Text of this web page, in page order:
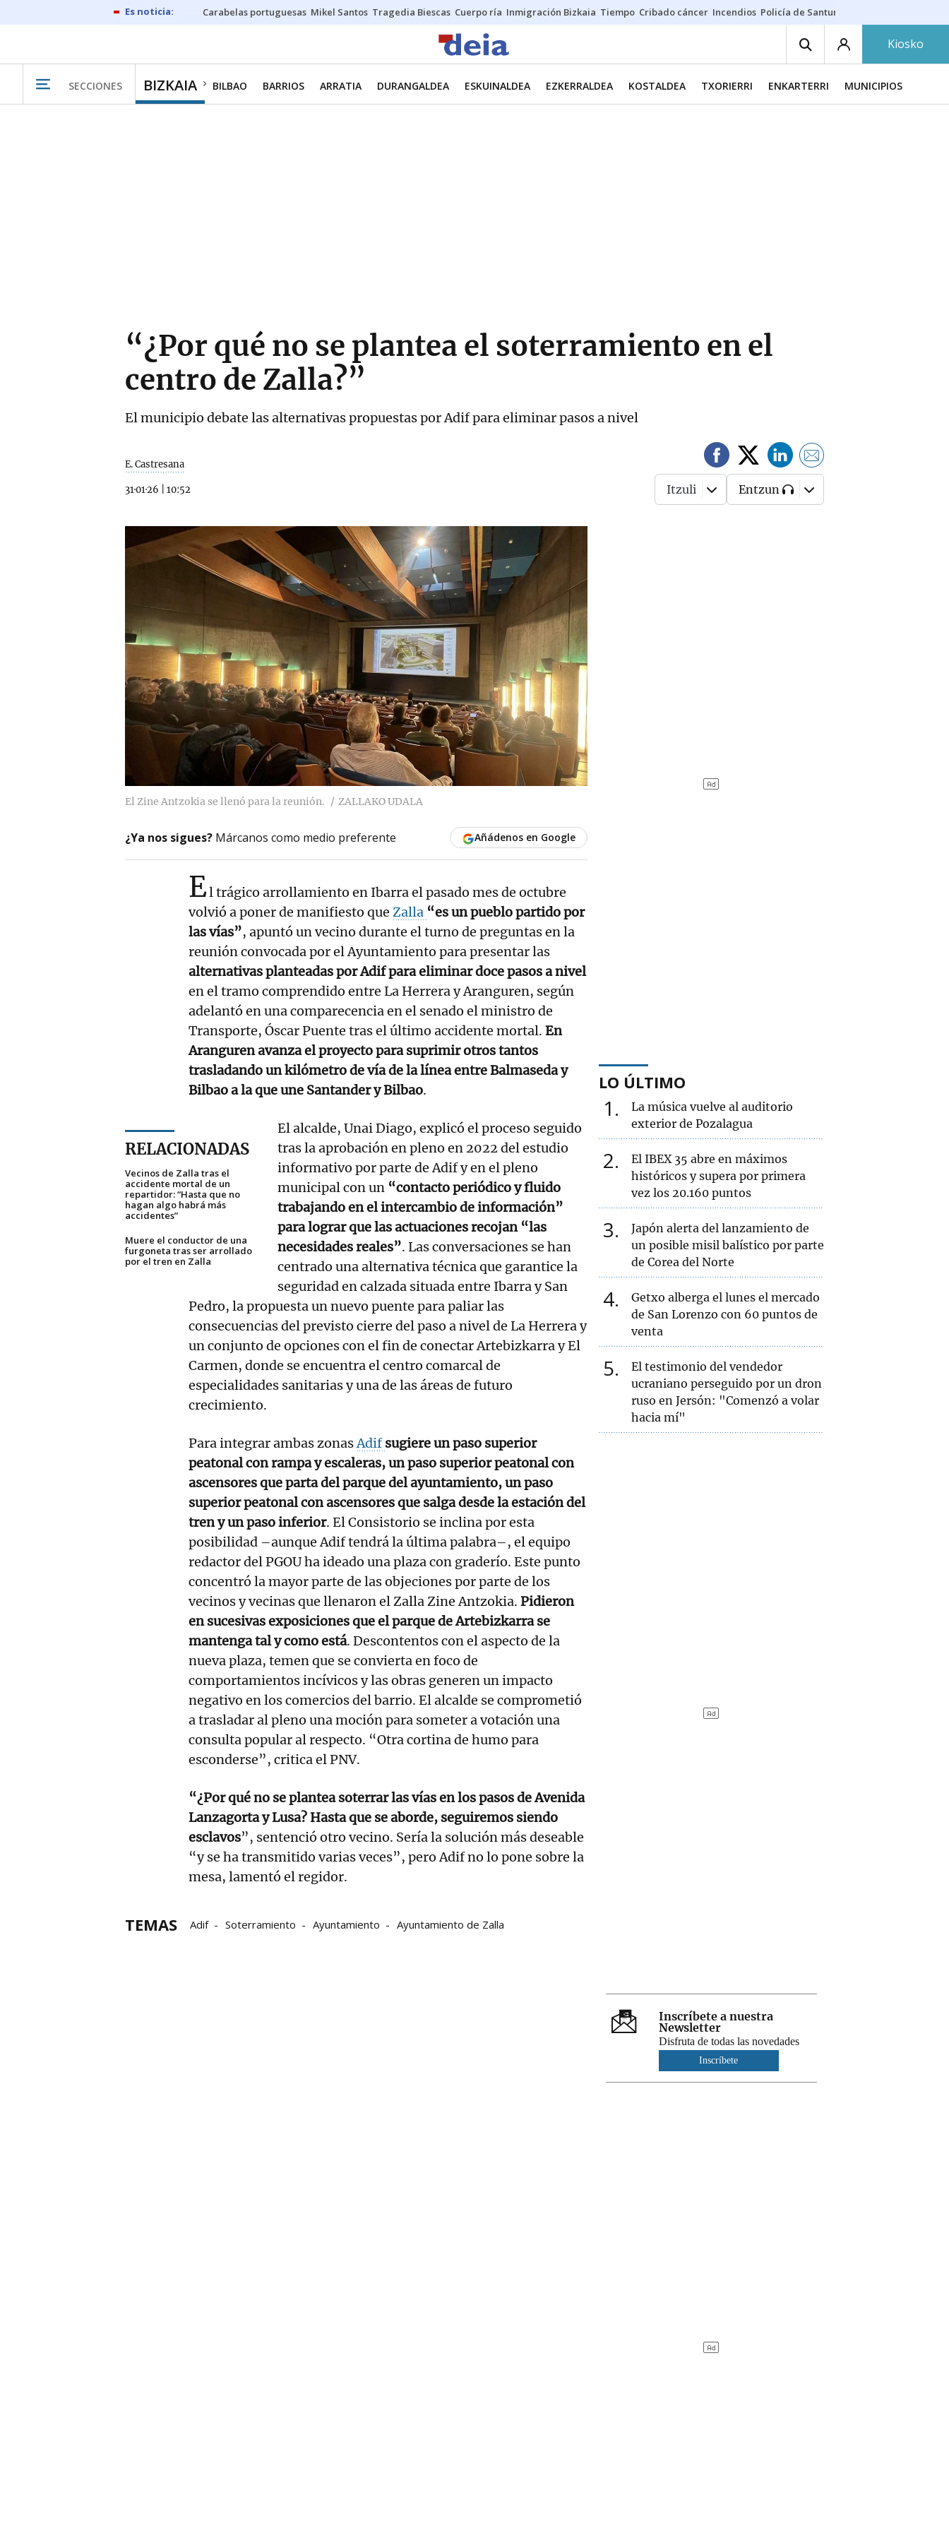
Carabelas portuguesas Mikel Santos Tragedia Biescas Cuerpo ría Inmigración Bizkaia Tiempo Cribado cáncer Incendios Policía de Santurtzi
Kiosko
SECCIONES BIZKAIA BILBAO BARRIOS ARRATIA DURANGALDEA ESKUINALDEA EZKERRALDEA KOSTALDEA TXORIERRI ENKARTERRI MUNICIPIOS
“¿Por qué no se plantea el soterramiento en el
centro de Zalla?”
El municipio debate las alternativas propuestas por Adif para eliminar pasos a nivel
E. Castresana
31·01·26 10:52 Itzuli Entzun
El Zine Antzokia se llenó para la reunión. ZALLAKO UDALA
¿Ya nos sigues? Márcanos como medio preferente Añádenos en Google
El trágico arrollamiento en Ibarra el pasado mes de octubre
volvió a poner de manifiesto que Zalla “es un pueblo partido por
las vías”, apuntó un vecino durante el turno de preguntas en la
reunión convocada por el Ayuntamiento para presentar las
alternativas planteadas por Adif para eliminar doce pasos a nivel
en el tramo comprendido entre La Herrera y Aranguren, según
adelantó en una comparecencia en el senado el ministro de
Transporte, Óscar Puente tras el último accidente mortal. En
Aranguren avanza el proyecto para suprimir otros tantos
trasladando un kilómetro de vía de la línea entre Balmaseda y
Bilbao a la que une Santander y Bilbao.
RELACIONADAS
Vecinos de Zalla tras el
accidente mortal de un
repartidor: “Hasta que no
hagan algo habrá más
accidentes”
Muere el conductor de una
furgoneta tras ser arrollado
por el tren en Zalla
El alcalde, Unai Diago, explicó el proceso seguido
tras la aprobación en pleno en 2022 del estudio
informativo por parte de Adif y en el pleno
municipal con un “contacto periódico y fluido
trabajando en el intercambio de información”
para lograr que las actuaciones recojan “las
necesidades reales”. Las conversaciones se han
centrado una alternativa técnica que garantice la
seguridad en calzada situada entre Ibarra y San
Pedro, la propuesta un nuevo puente para paliar las
consecuencias del previsto cierre del paso a nivel de La Herrera y
un conjunto de opciones con el fin de conectar Artebizkarra y El
Carmen, donde se encuentra el centro comarcal de
especialidades sanitarias y una de las áreas de futuro
crecimiento.
Para integrar ambas zonasAdifsugiere un paso superior
peatonal con rampa y escaleras, un paso superior peatonal con
ascensores que parta del parque del ayuntamiento, un paso
superior peatonal con ascensores que salga desde la estación del
tren y un paso inferior. El Consistorio se inclina por esta
posibilidad –aunque Adif tendrá la última palabra–, el equipo
redactor del PGOU ha ideado una plaza con graderío. Este punto
concentró la mayor parte de las objeciones por parte de los
vecinos y vecinas que llenaron el Zalla Zine Antzokia. Pidieron
en sucesivas exposiciones que el parque de Artebizkarra se
mantenga tal y como está. Descontentos con el aspecto de la
nueva plaza, temen que se convierta en foco de
comportamientos incívicos y las obras generen un impacto
negativo en los comercios del barrio. El alcalde se comprometió
a trasladar al pleno una moción para someter a votación una
consulta popular al respecto. “Otra cortina de humo para
esconderse”, critica el PNV.
“¿Por qué no se plantea soterrar las vías en los pasos de Avenida
Lanzagorta y Lusa? Hasta que se aborde, seguiremos siendo
esclavos”, sentenció otro vecino. Sería la solución más deseable
“y se ha transmitido varias veces”, pero Adif no lo pone sobre la
mesa, lamentó el regidor.
TEMAS Adif Soterramiento Ayuntamiento Ayuntamiento de Zalla
LO ÚLTIMO
1
La música vuelve al auditorio
exterior de Pozalagua
2
El IBEX 35 abre en máximos
históricos y supera por primera
vez los 20.160 puntos
3
Japón alerta del lanzamiento de
un posible misil balístico por parte
de Corea del Norte
4
Getxo alberga el lunes el mercado
de San Lorenzo con 60 puntos de
venta
5
El testimonio del vendedor
ucraniano perseguido por un dron
ruso en Jersón: "Comenzó a volar
hacia mí"
Inscríbete a nuestra
Newsletter
Disfruta de todas las novedades
Inscríbete